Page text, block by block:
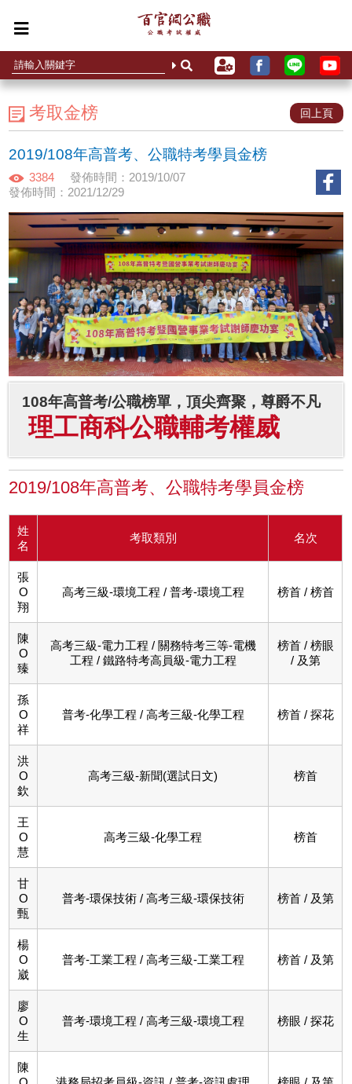
考取金榜 回上頁
2019/108年高普考、公職特考學員金榜
3384
發佈時間：2019/10/07
發佈時間：2021/12/29
108年高普考/公職榜單，頂尖齊聚，尊爵不凡
理工商科公職輔考權威
2019/108年高普考、公職特考學員金榜
姓
名
考取類別 名次
張
O
翔
高考三級-環境工程 / 普考-環境工程 榜首 / 榜首
陳
O
臻
高考三級-電力工程 / 關務特考三等-電機
工程 / 鐵路特考高員級-電力工程
榜首 / 榜眼
/ 及第
孫
O
祥
普考-化學工程 / 高考三級-化學工程 榜首 / 探花
洪
O
欽
高考三級-新聞(選試日文) 榜首
王
O
慧
高考三級-化學工程 榜首
甘
O
甄
普考-環保技術 / 高考三級-環保技術 榜首 / 及第
楊
O
崴
普考-工業工程 / 高考三級-工業工程 榜首 / 及第
廖
O
生
普考-環境工程 / 高考三級-環境工程 榜眼 / 探花
陳